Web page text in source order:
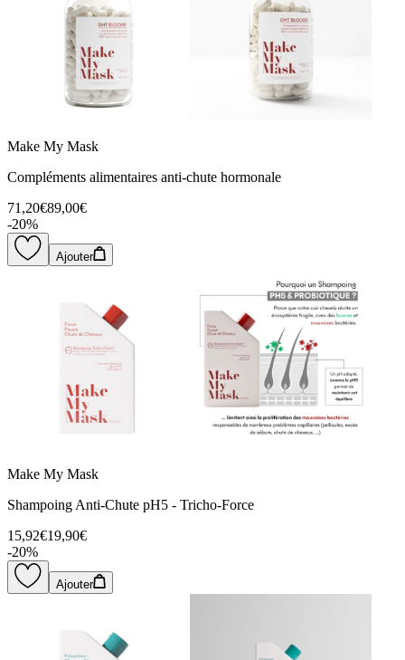
Make My Mask
Compléments alimentaires anti-chute hormonale
71,20€89,00€
-20%
Ajouter
Make My Mask
Shampoing Anti-Chute pH5 - Tricho-Force
15,92€19,90€
-20%
Ajouter